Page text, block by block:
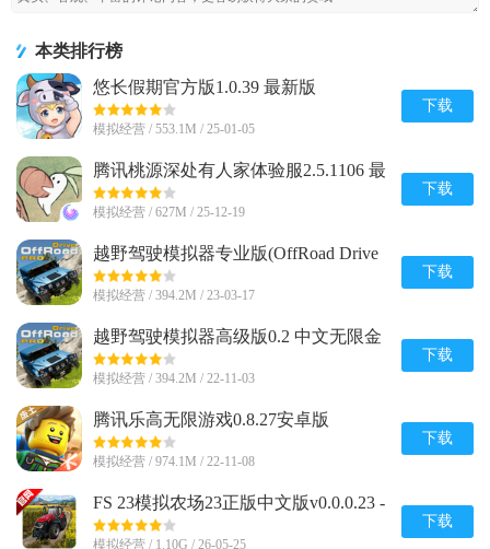
本类排行榜
悠长假期官方版1.0.39 最新版
模拟经营 / 553.1M / 25-01-05
下载
腾讯桃源深处有人家体验服2.5.1106 最
新版
模拟经营 / 627M / 25-12-19
下载
越野驾驶模拟器专业版(OffRoad Drive
Pro)0.2 中文安卓最新版
模拟经营 / 394.2M / 23-03-17
下载
越野驾驶模拟器高级版0.2 中文无限金
币版
模拟经营 / 394.2M / 22-11-03
下载
腾讯乐高无限游戏0.8.27安卓版
模拟经营 / 974.1M / 22-11-08
下载
FS 23模拟农场23正版中文版v0.0.0.23 -
Google 谷歌版
模拟经营 / 1.10G / 26-05-25
下载